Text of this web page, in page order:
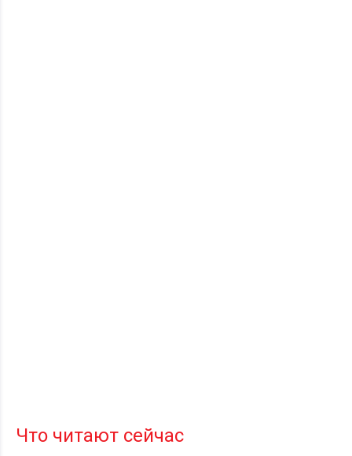
Что читают сейчас